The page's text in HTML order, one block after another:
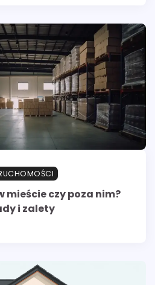
mieście czy poza nim?
i zalety